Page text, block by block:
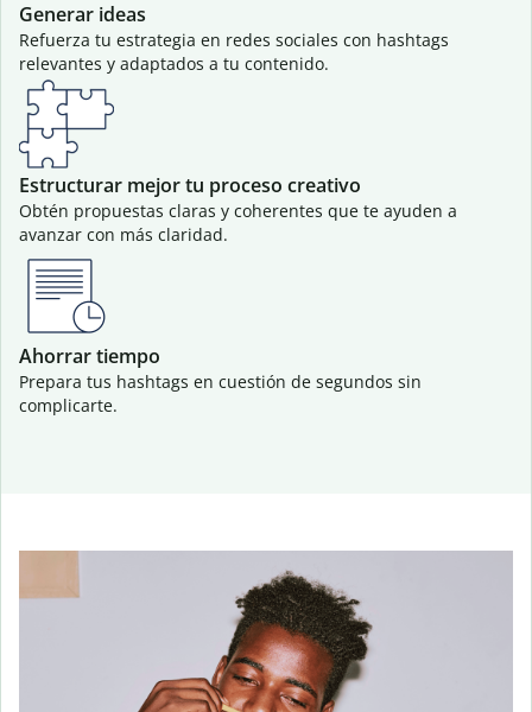
Generar ideas
Refuerza tu estrategia en redes sociales con hashtags
relevantes y adaptados a tu contenido.
Estructurar mejor tu proceso creativo
Obtén propuestas claras y coherentes que te ayuden a
avanzar con más claridad.
Ahorrar tiempo
Prepara tus hashtags en cuestión de segundos sin
complicarte.